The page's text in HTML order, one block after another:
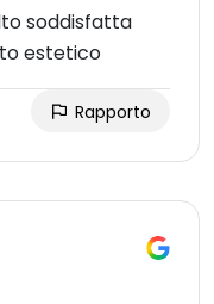
soddisfatta
estetico
Rapporto